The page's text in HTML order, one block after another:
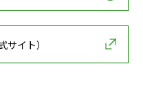
サイト）